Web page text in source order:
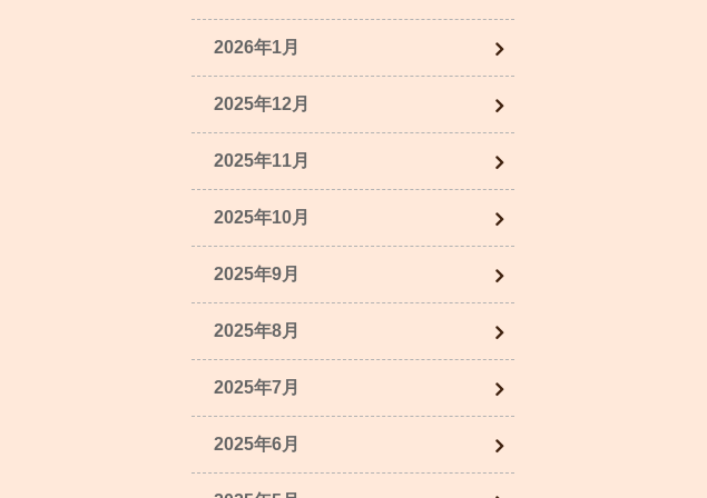
2026年1月
2025年12月
2025年11月
2025年10月
2025年9月
2025年8月
2025年7月
2025年6月